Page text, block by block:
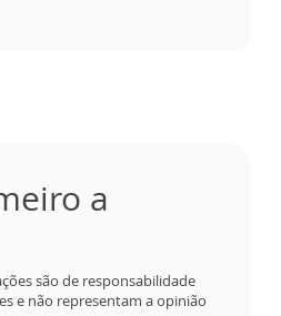
a
são de responsabilidade
e não representam a opinião